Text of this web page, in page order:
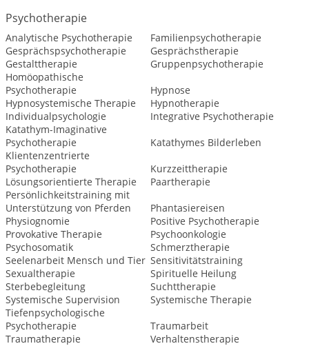
Psychotherapie
Analytische Psychotherapie
Familienpsychotherapie
Gesprächspsychotherapie
Gesprächstherapie
Gestalttherapie
Gruppenpsychotherapie
Homöopathische
Psychotherapie
Hypnose
Hypnosystemische Therapie
Hypnotherapie
Individualpsychologie
Integrative Psychotherapie
Katathym-Imaginative
Psychotherapie
Katathymes Bilderleben
Klientenzentrierte
Psychotherapie
Kurzzeittherapie
Lösungsorientierte Therapie
Paartherapie
Persönlichkeitstraining mit
Unterstützung von Pferden
Phantasiereisen
Physiognomie
Positive Psychotherapie
Provokative Therapie
Psychoonkologie
Psychosomatik
Schmerztherapie
Seelenarbeit Mensch und Tier Sensitivitätstraining
Sexualtherapie
Spirituelle Heilung
Sterbebegleitung
Suchttherapie
Systemische Supervision
Systemische Therapie
Tiefenpsychologische
Psychotherapie
Traumarbeit
Traumatherapie
Verhaltenstherapie